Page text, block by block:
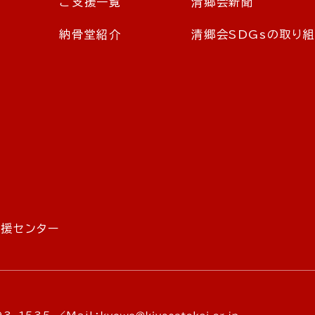
センター
納骨堂紹介 清郷会SDGsの取り